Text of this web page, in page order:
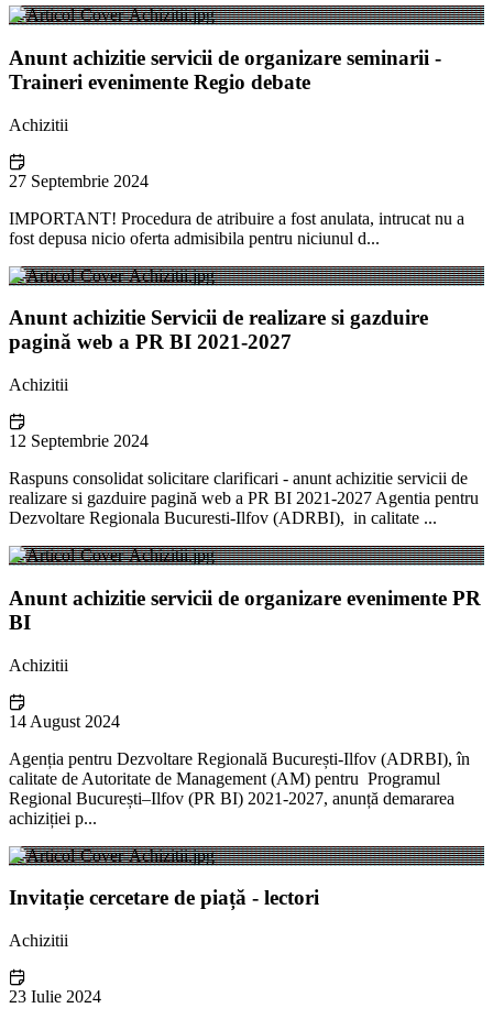
Anunt achizitie servicii de organizare seminarii -
Traineri evenimente Regio debate
Achizitii
27 Septembrie 2024
IMPORTANT! Procedura de atribuire a fost anulata, intrucat nu a
fost depusa nicio oferta admisibila pentru niciunul d...
Anunt achizitie Servicii de realizare si gazduire
pagină web a PR BI 2021-2027
Achizitii
12 Septembrie 2024
Raspuns consolidat solicitare clarificari - anunt achizitie servicii de
realizare si gazduire pagină web a PR BI 2021-2027 Agentia pentru
Dezvoltare Regionala Bucuresti-Ilfov (ADRBI), in calitate ...
Anunt achizitie servicii de organizare evenimente PR
BI
Achizitii
14 August 2024
Agenția pentru Dezvoltare Regională București-Ilfov (ADRBI), în
calitate de Autoritate de Management (AM) pentru Programul
Regional București–Ilfov (PR BI) 2021-2027, anunță demararea
achiziției p...
Invitație cercetare de piață - lectori
Achizitii
23 Iulie 2024